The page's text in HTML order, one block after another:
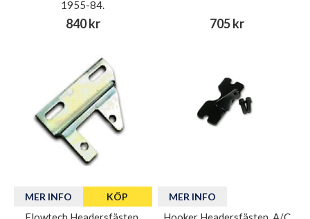
1955-84.
840 kr 705 kr
MER INFO KÖP MER INFO